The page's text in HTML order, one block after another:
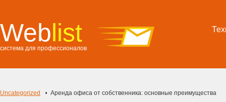
Weblist
система для профессионалов
Uncategorized Аренда офиса от собственника: основные преимущества